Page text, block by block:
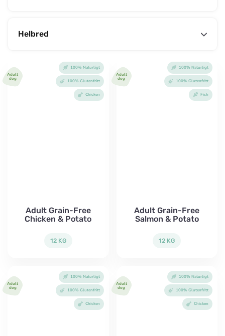
Helbred
Adult
dog
100% Naturligt
100% Glutenfritt
Chicken
Adult Grain-Free
Chicken & Potato
12 KG
Adult
dog
100% Naturligt
100% Glutenfritt
Fish
Adult Grain-Free
Salmon & Potato
12 KG
Adult
dog
100% Naturligt
100% Glutenfritt
Chicken
Adult
dog
100% Naturligt
100% Glutenfritt
Chicken